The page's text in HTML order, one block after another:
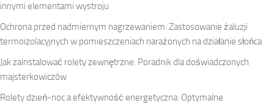
innymi elementami wystroju
Ochrona przed nadmiernym nagrzewaniem: Zastosowanie żaluzji
termoizolacyjnych w pomieszczeniach narażonych na działanie słońca
Jak zainstalować rolety zewnętrzne: Poradnik dla doświadczonych
majsterkowiczów
Rolety dzień-noc a efektywność energetyczna: Optymalne